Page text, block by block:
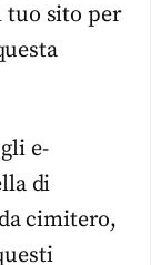
tuo sito per
e-
di
cimitero,